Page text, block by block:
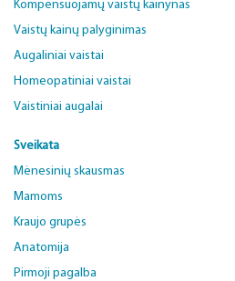
Kompensuojamų vaistų kainynas
Vaistų kainų palyginimas
Augaliniai vaistai
Homeopatiniai vaistai
Vaistiniai augalai
Sveikata
Mėnesinių skausmas
Mamoms
Kraujo grupės
Anatomija
Pirmoji pagalba